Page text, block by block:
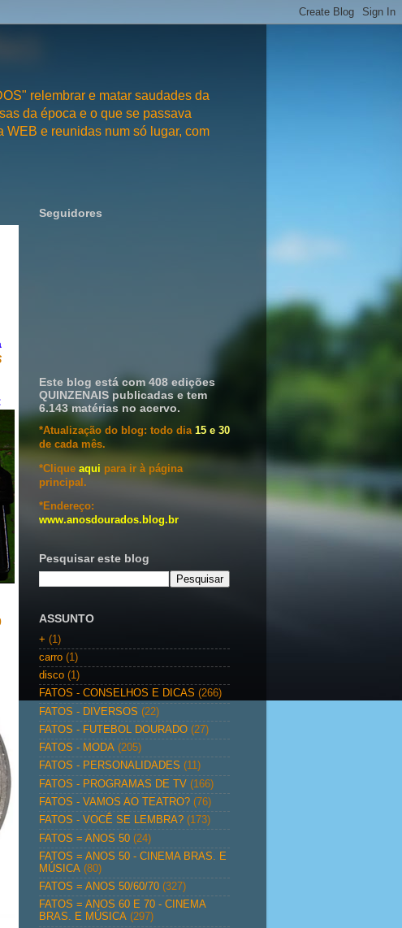
relembrar e matar saudades da
da época e o que se passava
e reunidas num só lugar, com
Seguidores
Este blog está com 408 edições
QUINZENAIS publicadas e tem
6.143 matérias no acervo.
*Atualização do blog: todo dia 15 e 30
de cada mês.
*Clique aqui para ir à página
principal.
*Endereço:
www.anosdourados.blog.br
Pesquisar este blog
ASSUNTO
+ (1)
carro (1)
disco (1)
FATOS - CONSELHOS E DICAS (266)
FATOS - DIVERSOS (22)
FATOS - FUTEBOL DOURADO (27)
FATOS - MODA (205)
FATOS - PERSONALIDADES (11)
FATOS - PROGRAMAS DE TV (166)
FATOS - VAMOS AO TEATRO? (76)
FATOS - VOCÊ SE LEMBRA? (173)
FATOS = ANOS 50 (24)
FATOS = ANOS 50 - CINEMA BRAS. E
MÚSICA (80)
FATOS = ANOS 50/60/70 (327)
FATOS = ANOS 60 E 70 - CINEMA
BRAS. E MÚSICA (297)